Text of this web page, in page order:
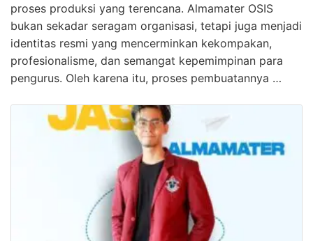
proses produksi yang terencana. Almamater OSIS
bukan sekadar seragam organisasi, tetapi juga menjadi
identitas resmi yang mencerminkan kekompakan,
profesionalisme, dan semangat kepemimpinan para
pengurus. Oleh karena itu, proses pembuatannya …